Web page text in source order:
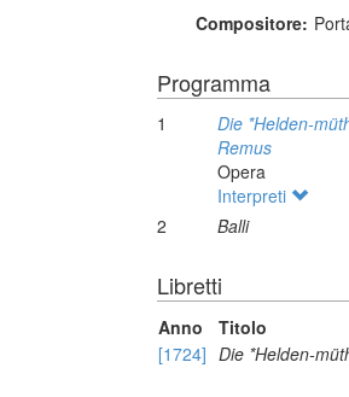
Compositore:
Programma
1
Die *Helden-
Remus
Opera
Interpreti
2
Balli
Libretti
Anno
Titolo
[1724] Die *Helden-